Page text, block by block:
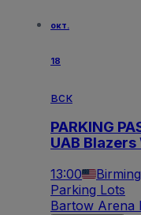
окт.
18
вск
PARKING
UAB
13:00
Parking Lots
Bartow Arena